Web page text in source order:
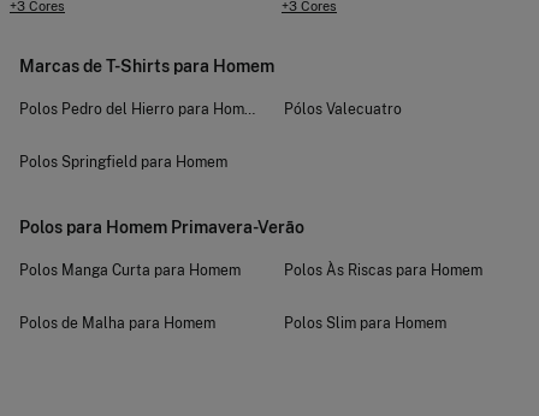
+3 Cores +3 Cores
Marcas de T-Shirts para Homem
Polos Pedro del Hierro para Homem
Polos Springfield para Homem
Pólos Valecuatro
Polos para Homem Primavera-Verão
Polos Manga Curta para Homem
Polos de Malha para Homem
Polos Às Riscas para Homem
Polos Slim para Homem